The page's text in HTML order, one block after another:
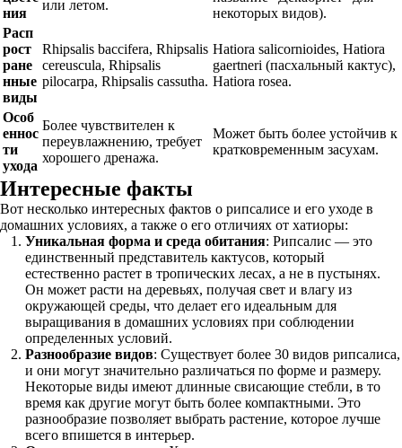
ния
или летом.
некоторых видов).
Расп
рост
ране
нные
виды
Rhipsalis baccifera, Rhipsalis
cereuscula, Rhipsalis
pilocarpa, Rhipsalis cassutha.
Hatiora salicornioides, Hatiora
gaertneri (пасхальный кактус),
Hatiora rosea.
Особ
еннос
ти
ухода
Более чувствителен к
переувлажнению, требует
хорошего дренажа.
Может быть более устойчив к
кратковременным засухам.
Интересные факты
Вот несколько интересных фактов о рипсалисе и его уходе в
домашних условиях, а также о его отличиях от хатиоры:
Уникальная форма и среда обитания: Рипсалис — это
единственный представитель кактусов, который
естественно растет в тропических лесах, а не в пустынях.
Он может расти на деревьях, получая свет и влагу из
окружающей среды, что делает его идеальным для
выращивания в домашних условиях при соблюдении
определенных условий.
Разнообразие видов: Существует более 30 видов рипсалиса,
и они могут значительно различаться по форме и размеру.
Некоторые виды имеют длинные свисающие стебли, в то
время как другие могут быть более компактными. Это
разнообразие позволяет выбрать растение, которое лучше
всего впишется в интерьер.